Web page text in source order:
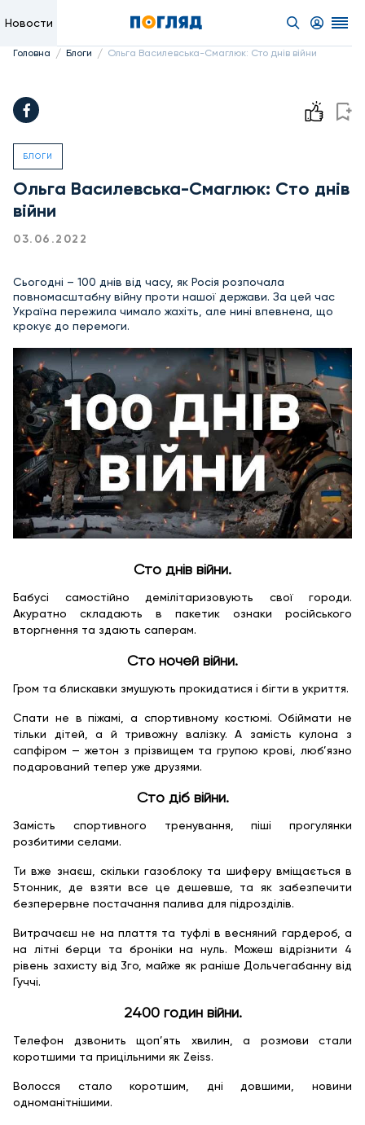
Новости
Головна / Блоги / Ольга Василевська-Смаглюк: Сто днів війни
БЛОГИ
Ольга Василевська-Смаглюк: Сто днів
війни
03.06.2022
Сьогодні – 100 днів від часу, як Росія розпочала
повномасштабну війну проти нашої держави. За цей час
Україна пережила чимало жахіть, але нині впевнена, що
крокує до перемоги.
Сто днів війни.
Бабусі самостійно демілітаризовують свої городи.
Акуратно складають в пакетик ознаки російського
вторгнення та здають саперам.
Сто ночей війни.
Гром та блискавки змушують прокидатися і бігти в укриття.
Спати не в піжамі, а спортивному костюмі. Обіймати не
тільки дітей, а й тривожну валізку. А замість кулона з
сапфіром — жетон з прізвищем та групою крові, люб’язно
подарований тепер уже друзями.
Сто діб війни.
Замість спортивного тренування, піші прогулянки
розбитими селами.
Ти вже знаєш, скільки газоблоку та шиферу вміщається в
5тонник, де взяти все це дешевше, та як забезпечити
безперервне постачання палива для підрозділів.
Витрачаєш не на плаття та туфлі в весняний гардероб, а
на літні берци та броніки на нуль. Можеш відрізнити 4
рівень захисту від 3го, майже як раніше Дольчегабанну від
Гуччі.
2400 годин війни.
Телефон дзвонить щоп’ять хвилин, а розмови стали
коротшими та прицільними як Zeiss.
Волосся стало коротшим, дні довшими, новини
одноманітнішими.